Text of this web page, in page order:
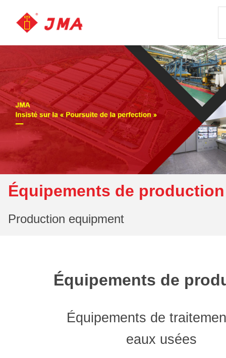
Équipements de production
Production equipment
Équipements de
Équipements de
eaux usées